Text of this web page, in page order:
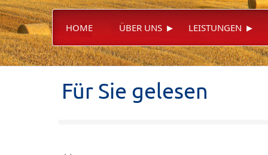
HOME ÜBER UNS ▸ LEISTUNGEN ▸
Für Sie gelesen